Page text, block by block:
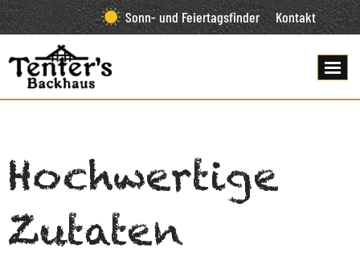
Sonn- und Feiertagsfinder Kontakt
Hochwertige
Zutaten